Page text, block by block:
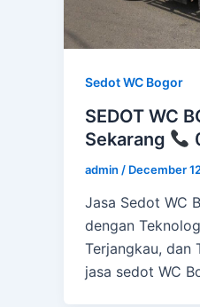
Sedot WC Bogor
SEDOT WC
Sekarang
admin / December
Jasa Sedot WC
dengan
Terjangkau, dan
jasa sedot WC